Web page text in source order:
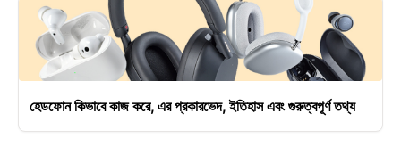
হেডফোন কিভাবে কাজ করে, এর প্রকারভেদ, ইতিহাস এবং গুরুত্বপূর্ণ তথ্য